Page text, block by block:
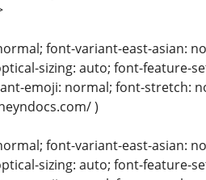
font-variant-east-asian:
sizing: auto; font-feature-
emoji: normal; font-stretch:
)
font-variant-east-asian:
sizing: auto; font-feature-